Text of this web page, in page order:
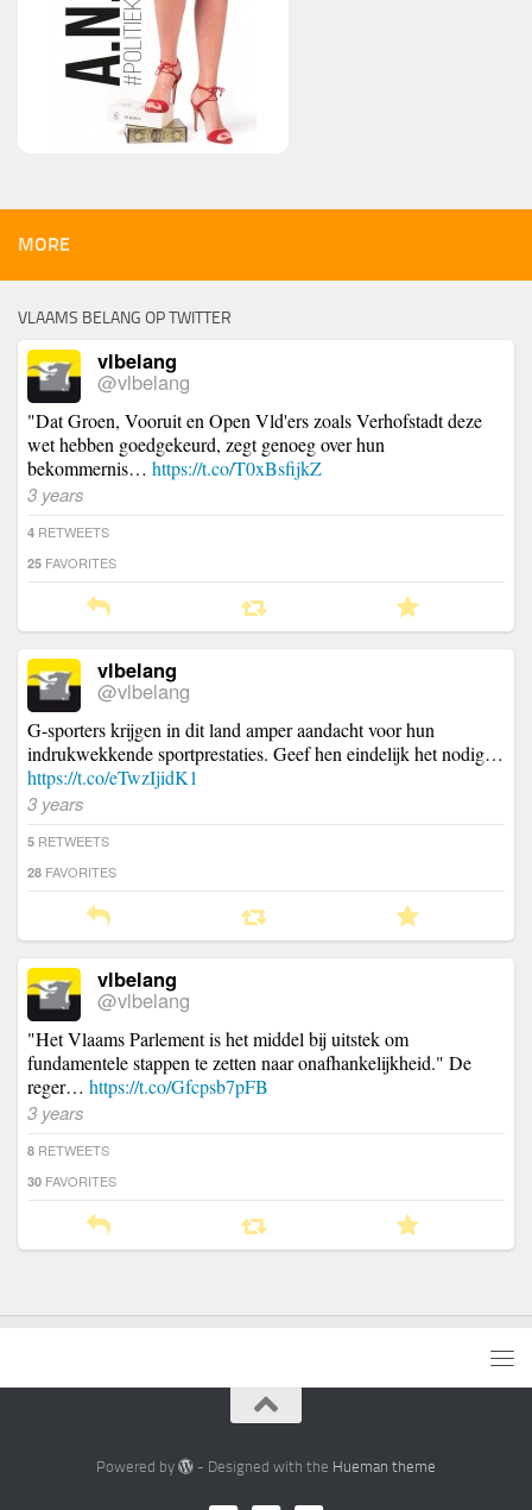
MORE
VLAAMS BELANG OP TWITTER
vlbelang
@vlbelang
"Dat Groen, Vooruit en Open Vld'ers zoals Verhofstadt deze
wet hebben goedgekeurd, zegt genoeg over hun
bekommernis… https://t.co/T0xBsfijkZ
3 years
4 RETWEETS
25 FAVORITES
vlbelang
@vlbelang
G-sporters krijgen in dit land amper aandacht voor hun
indrukwekkende sportprestaties. Geef hen eindelijk het nodig…
https://t.co/eTwzIjidK1
3 years
5 RETWEETS
28 FAVORITES
vlbelang
@vlbelang
"Het Vlaams Parlement is het middel bij uitstek om
fundamentele stappen te zetten naar onafhankelijkheid." De
reger… https://t.co/Gfcpsb7pFB
3 years
8 RETWEETS
30 FAVORITES
Powered by - Designed with the Hueman theme